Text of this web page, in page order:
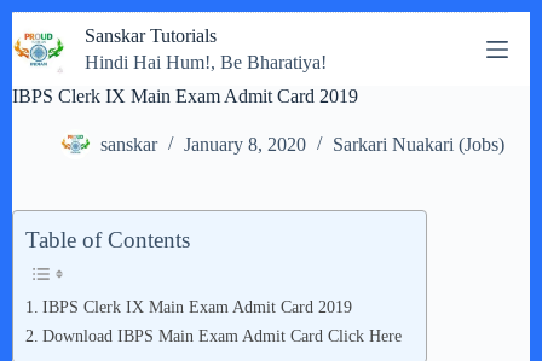
to
content
Sanskar Tutorials
Hindi Hai Hum!, Be Bharatiya!
IBPS Clerk IX Main Exam Admit Card 2019
sanskar January 8, 2020 Sarkari Nuakari (Jobs)
Table of Contents
IBPS Clerk IX Main Exam Admit Card 2019
Download IBPS Main Exam Admit Card Click Here